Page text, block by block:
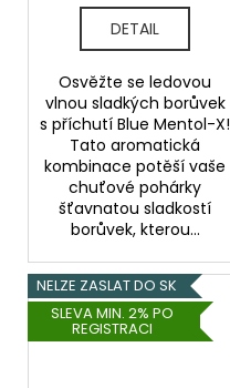
DETAIL
Osvěžte se ledovou
vlnou sladkých borůvek
s příchutí Blue Mentol-X!
Tato aromatická
kombinace potěší vaše
chuťové pohárky
šťavnatou sladkostí
borůvek, kterou...
NELZE ZASLAT DO SK
SLEVA MIN. 2% PO
REGISTRACI